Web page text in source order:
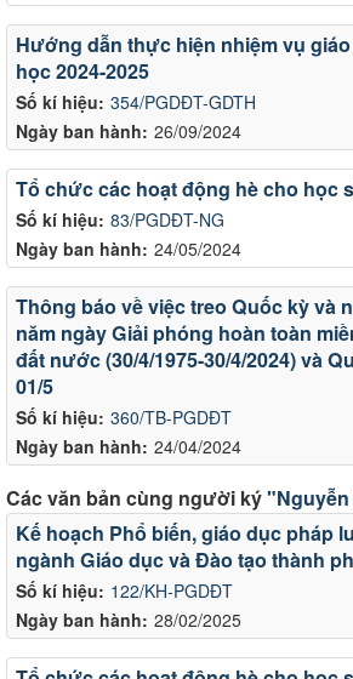
Số kí hiệu: 354/PGDĐT-GDTH
Ngày ban hành: 26/09/2024
Hướng dẫn thực hiện nhiệm vụ
học 2024-2025
Số kí hiệu: 83/PGDĐT-NG
Ngày ban hành: 24/05/2024
Tổ chức các hoạt động hè cho học
Số kí hiệu: 360/TB-PGDĐT
Ngày ban hành: 24/04/2024
Thông báo về việc treo Quốc kỳ và
năm ngày Giải phóng hoàn toàn
đất nước (30/4/1975-30/4/2024) và
01/5
Các văn bản cùng người ký
Số kí hiệu: 122/KH-PGDĐT
Ngày ban hành: 28/02/2025
Kế hoạch Phổ biến, giáo dục pháp
ngành Giáo dục và Đào tạo thành